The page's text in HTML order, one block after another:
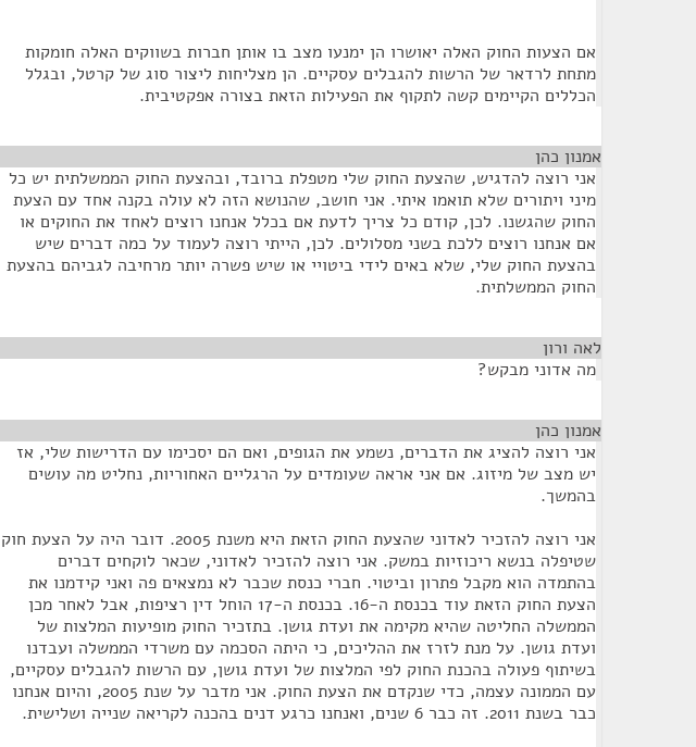
אם הצעות החוק האלה יאושרו הן ימנעו מצב בו אותן חברות בשווקים האלה חומקות
מתחת לרדאר של הרשות להגבלים עסקיים. הן מצליחות ליצור סוג של קרטל, ובגלל
הכללים הקיימים קשה לתקוף את הפעילות הזאת בצורה אפקטיבית.
אמנון כהן
אני רוצה להדגיש, שהצעת החוק שלי מטפלת ברובד, ובהצעת החוק הממשלתית יש כל
מיני ויתורים שלא תואמו איתי. אני חושב, שהנושא הזה לא עולה בקנה אחד עם הצעת
החוק שהגשנו. לכן, קודם כל צריך לדעת אם בכלל אנחנו רוצים לאחד את החוקים או
אם אנחנו רוצים ללכת בשני מסלולים. לכן, הייתי רוצה לעמוד על כמה דברים שיש
בהצעת החוק שלי, שלא באים לידי ביטויי או שיש פשרה יותר מרחיבה לגביהם בהצעת
החוק הממשלתית.
לאה ורון
מה אדוני מבקש?
אמנון כהן
אני רוצה להציג את הדברים, נשמע את הגופים, ואם הם יסכימו עם הדרישות שלי, אז
יש מצב של מיזוג. אם אני אראה שעומדים על הרגליים האחוריות, נחליט מה עושים
בהמשך.
אני רוצה להזכיר לאדוני שהצעת החוק הזאת היא משנת 2005. דובר היה על הצעת חוק
שטיפלה בנשא ריכוזיות במשק. אני רוצה להזכיר לאדוני, שכאר לוקחים דברים
בהתמדה הוא מקבל פתרון וביטוי. חברי כנסת שכבר לא נמצאים פה ואני קידמנו את
הצעת החוק הזאת עוד בכנסת ה-16. בכנסת ה-17 הוחל דין רציפות, אבל לאחר מכן
הממשלה החליטה שהיא מקימה את ועדת גושן. בתזכיר החוק מופיעות המלצות של
ועדת גושן. על מנת לזרז את ההליכים, כי היתה הסכמה עם משרדי הממשלה ועבדנו
בשיתוף פעולה בהכנת החוק לפי המלצות של ועדת גושן, עם הרשות להגבלים עסקיים,
עם הממונה עצמה, כדי שנקדם את הצעת החוק. אני מדבר על שנת 2005, והיום אנחנו
כבר בשנת 2011. זה כבר 6 שנים, ואנחנו כרגע דנים בהכנה לקריאה שנייה ושלישית.